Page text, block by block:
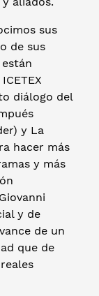
sus
de sus
diálogo del
y La
hacer más
y más
y de
de un
que de